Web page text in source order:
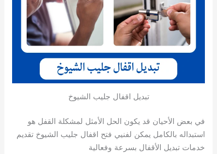
تبديل اقفال جليب الشيوخ
في بعض الأحيان قد يكون الحل الأمثل لمشكلة القفل هو
استبداله بالكامل يمكن لفنيي فتح اقفال جليب الشيوخ تقديم
خدمات تبديل الأقفال بسرعة وفعالية